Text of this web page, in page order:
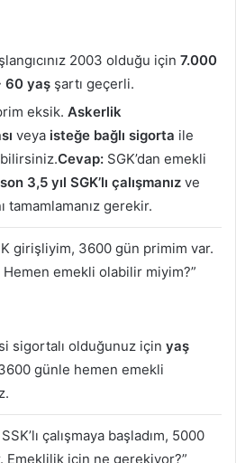
2003 olduğu için 7.000
60 yaş şartı geçerli.
eksik. Askerlik
veya isteğe bağlı sigorta ile
Cevap: SGK’dan emekli
son 3,5 yıl SGK’lı çalışmanız ve
tamamlamanız gerekir.
girişliyim, 3600 gün primim var.
Hemen emekli olabilir miyim?”
sigortalı olduğunuz için yaş
günle hemen emekli
çalışmaya başladım, 5000
Emeklilik için ne gerekiyor?”